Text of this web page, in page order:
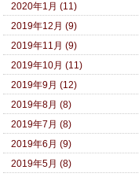
2020年1月 (11)
2019年12月 (9)
2019年11月 (9)
2019年10月 (11)
2019年9月 (12)
2019年8月 (8)
2019年7月 (8)
2019年6月 (9)
2019年5月 (8)